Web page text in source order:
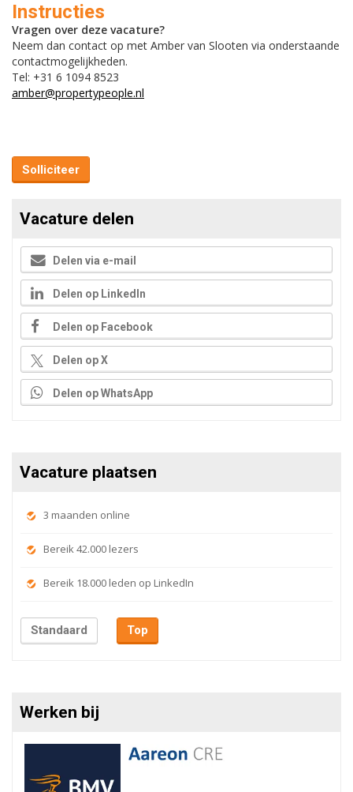
Instructies
Vragen over deze vacature?
Neem dan contact op met Amber van Slooten via onderstaande
contactmogelijkheden.
Tel: +31 6 1094 8523
amber@propertypeople.nl
Solliciteer
Vacature delen
Delen via e-mail
Delen op LinkedIn
Delen op Facebook
Delen op X
Delen op WhatsApp
Vacature plaatsen
3 maanden online
Bereik 42.000 lezers
Bereik 18.000 leden op LinkedIn
Standaard Top
Werken bij